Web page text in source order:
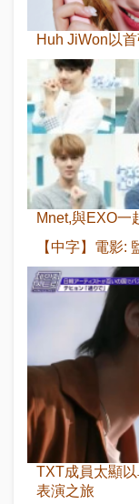
Huh JiWon以
Mnet,與EXO一
【中字】電影:
TXT成員太顯
表演之旅